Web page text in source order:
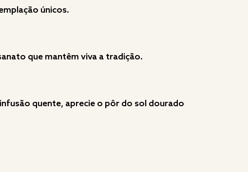
únicos.
que mantêm viva a tradição.
quente, aprecie o pôr do sol dourado